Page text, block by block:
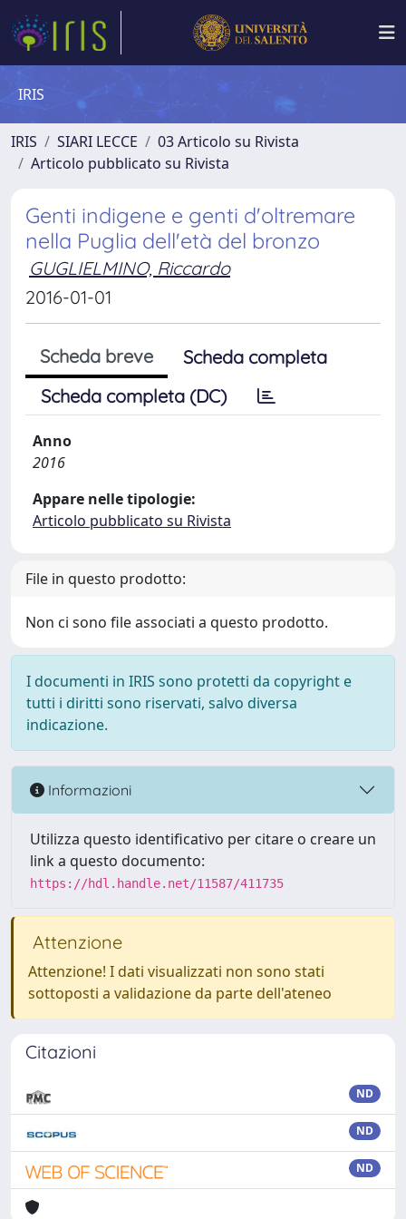
IRIS
IRIS SIARI LECCE
03 Articolo su Rivista
Articolo pubblicato su Rivista
Genti indigene e genti d'oltremare
nella Puglia dell'età del bronzo
GUGLIELMINO, Riccardo
2016-01-01
Scheda breve
Scheda completa
Scheda completa (DC)
Anno
2016
Appare nelle tipologie:
Articolo pubblicato su Rivista
File in questo prodotto:
Non ci sono file associati a questo prodotto.
I documenti in IRIS sono protetti da copyright e
tutti i diritti sono riservati, salvo diversa
indicazione.
Informazioni
Utilizza questo identificativo per citare o creare un
link a questo documento:
https://hdl.handle.net/11587/411735
Attenzione
Attenzione! I dati visualizzati non sono stati
sottoposti a validazione da parte dell'ateneo
Citazioni
ND
ND
ND